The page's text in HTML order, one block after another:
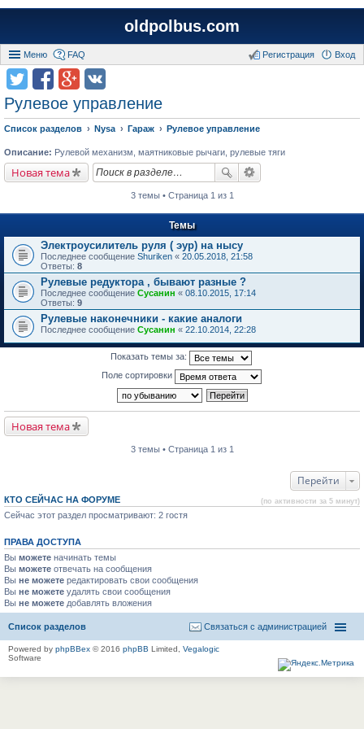
oldpolbus.com
Меню FAQ Вход
Регистрация
Рулевое управление
Список разделов Nysa Гараж Рулевое управление
Описание: Рулевой механизм, маятниковые рычаги, рулевые тяги
Новая тема
3 темы • Страница 1 из 1
Темы
Электроусилитель руля ( эур) на нысу
Последнее сообщение Shuriken « 20.05.2018, 21:58
Ответы: 8
Рулевые редуктора , бывают разные ?
Последнее сообщение Сусанин « 08.10.2015, 17:14
Ответы: 9
Рулевые наконечники - какие аналоги
Последнее сообщение Сусанин « 22.10.2014, 22:28
Показать темы за:
Поле сортировки
Новая тема
3 темы • Страница 1 из 1
Перейти
КТО СЕЙЧАС НА ФОРУМЕ (по активности за 5 минут)
Сейчас этот раздел просматривают: 2 гостя
ПРАВА ДОСТУПА
Вы можете начинать темы
Вы можете отвечать на сообщения
Вы не можете редактировать свои сообщения
Вы не можете удалять свои сообщения
Вы не можете добавлять вложения
Список разделов Связаться с администрацией
Powered by phpBBex © 2016 phpBB Limited, Vegalogic
Software